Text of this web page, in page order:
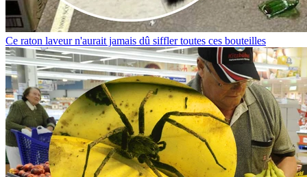
Ce raton laveur n'aurait jamais dû siffler toutes ces bouteilles